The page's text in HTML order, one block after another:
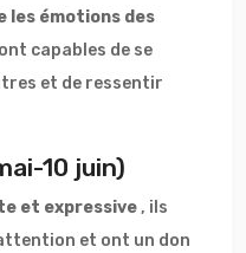
les émotions des
capables de se
et de ressentir
10 juin)
et expressive, ils
et ont un don